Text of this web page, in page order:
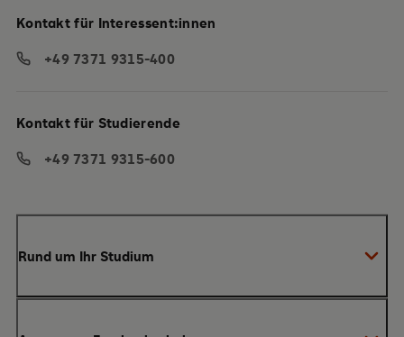
Rund um Ihr Studium
Kontakt für Interessent:innen
+49 7371 9315-400
Kontakt für Studierende
+49 7371 9315-600